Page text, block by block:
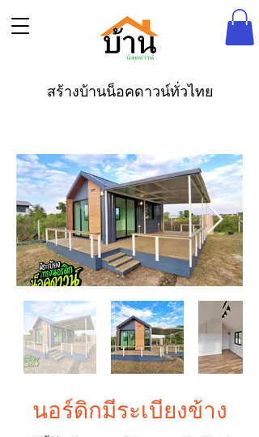
สร้างบ้านน็อคดาวน์ทั่วไทย
นอร์ดิกมีระเบียงข้าง